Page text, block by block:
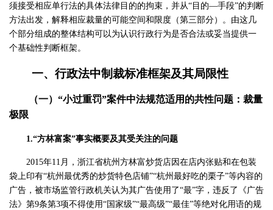
须接受相应单行法的具体法律目的的拘束，并从“目的—手段”的判断
方法出发，解释相应裁量的可能空间和限度（第三部分）。由这几
个部分组成的整体结构可以为认识行政行为是否合法或妥当提供一
个基础性判断框架。
一、行政法中制裁标准框架及其局限性
（一）“小过重罚”案件中法规范适用的共性问题：裁量
极限
1.“方林富案”事实概要及其受关注的问题
2015年11月，浙江省杭州方林富炒货店因在店内张贴和在包装
袋上印有“杭州最优秀的炒货特色店铺”“杭州最好吃的栗子”等内容的
广告，被市场监管行政机关认为其广告使用了“最”字，违反了《广告
法》第9条第3项不得使用“国家级”“最高级”“最佳”等绝对化用语的规